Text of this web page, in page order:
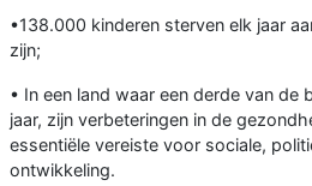
•138.000 kinderen sterven elk jaar
zijn;
• In een land waar een derde van de
jaar, zijn verbeteringen in de
essentiële vereiste voor sociale,
ontwikkeling.